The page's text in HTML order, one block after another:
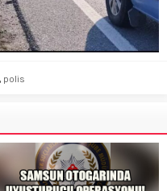
polis